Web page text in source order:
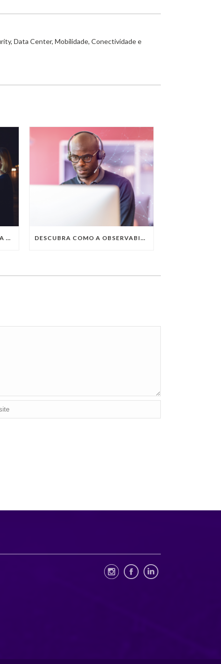
Data Center, Mobilidade, Conectividade e
QUAIS SÃO AS TENDÊNCIAS DA TECNOLOGIA DA INFORMAÇÃO PARA 2023? DESCUBRA COMO A OBSERVABILITY IMPULSIONA O SUCESSO DO SEU NEGÓCIO